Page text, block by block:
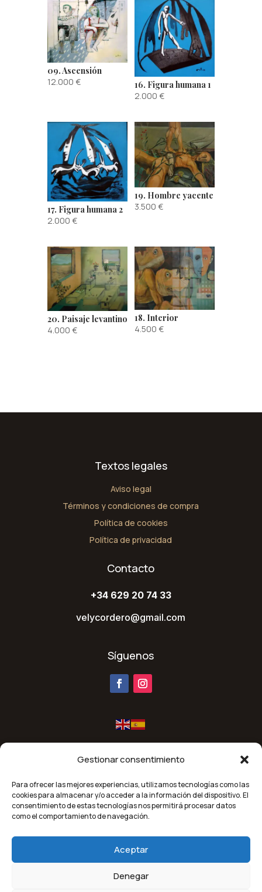
Gestionar consentimiento
Para ofrecer las mejores experiencias, utilizamos tecnologías como las
cookies para almacenar y/o acceder a la información del dispositivo. El
consentimiento de estas tecnologías nos permitirá procesar datos
como el comportamiento de navegación.
Aceptar
Denegar
09. Ascensión
12.000 €
16. Figura humana 1
2.000 €
17. Figura humana 2
2.000 €
19. Hombre yacente
3.500 €
20. Paisaje levantino
4.000 €
18. Interior
4.500 €
Textos legales
Aviso legal
Términos y condiciones de compra
Política de cookies
Política de privacidad
Contacto
+34 629 20 74 33
velycordero@gmail.com
Síguenos
Financiado por la Unión Europea-Next Generation EU.
Orallo 2026 | Todos los derechos reservados |